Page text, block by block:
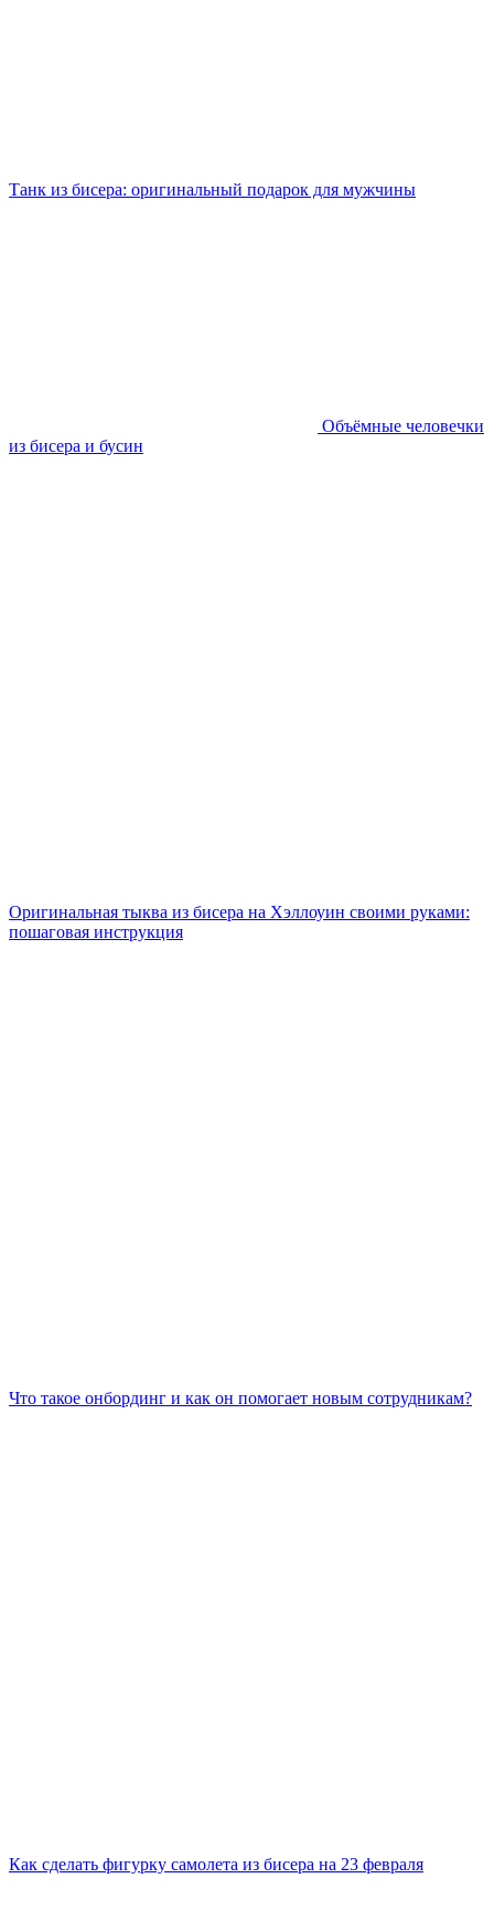
Танк из бисера: оригинальный подарок для мужчины
Объёмные человечки
из бисера и бусин
Оригинальная тыква из бисера на Хэллоуин своими руками:
пошаговая инструкция
Что такое онбординг и как он помогает новым сотрудникам?
Как сделать фигурку самолета из бисера на 23 февраля